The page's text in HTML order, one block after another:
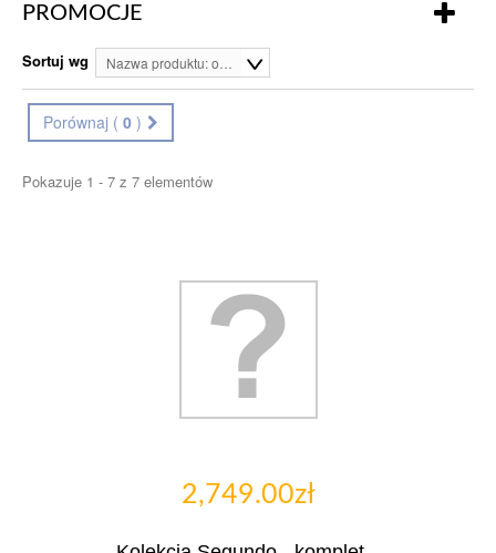
PROMOCJE
Sortuj wg
Porównaj ( 0 )
Pokazuje 1 - 7 z 7 elementów
2,749.00zł